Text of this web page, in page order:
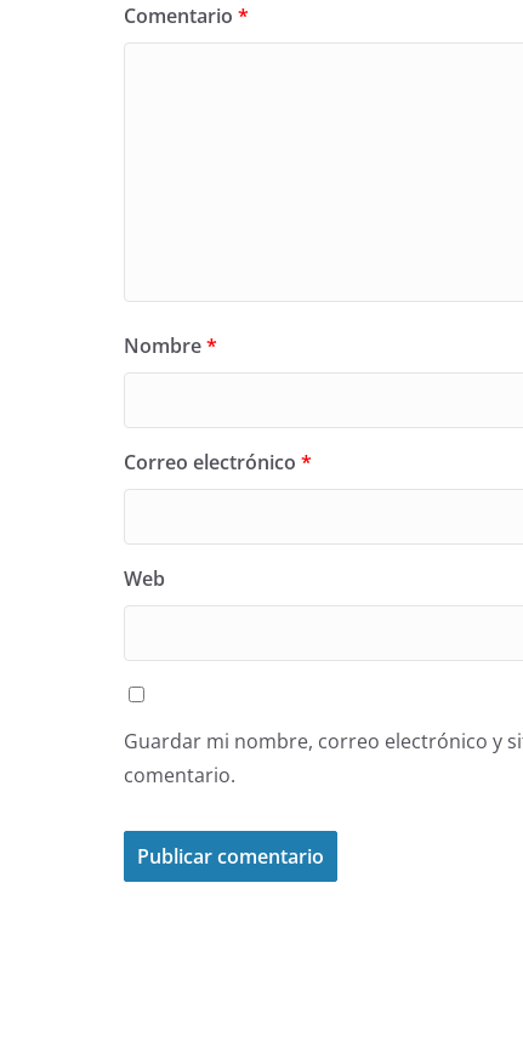
Comentario *
Nombre*
Correo electrónico *
Web
Guardar mi nombre, correo electrónico y
comentario.